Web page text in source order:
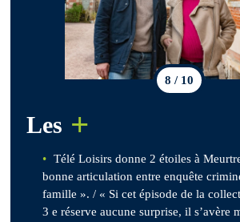
8 / 10
Les +
Télé Loisirs donne 2 étoiles à
bonne articulation entre enquête
famille ». / « Si cet épisode de la
3 e réserve aucune surprise, il s’avère